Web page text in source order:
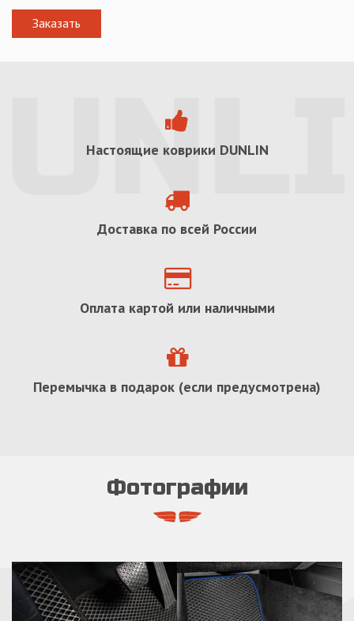
Настоящие коврики DUNLIN
Доставка по всей России
Оплата картой или наличными
Перемычка в подарок (если предусмотрена)
Фотографии